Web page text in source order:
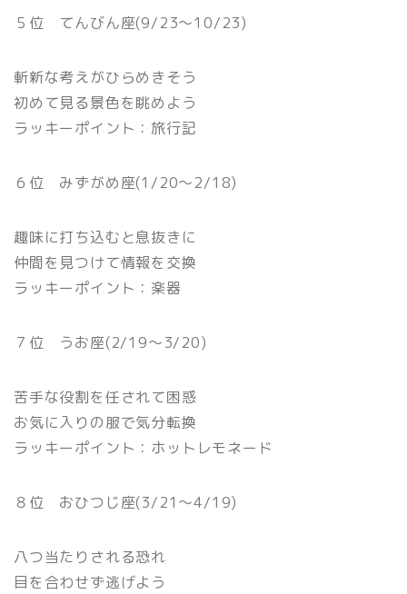
５位 てんびん座(9/23〜10/23)
斬新な考えがひらめきそう
初めて見る景色を眺めよう
ラッキーポイント：旅行記
６位 みずがめ座(1/20〜2/18)
趣味に打ち込むと息抜きに
仲間を見つけて情報を交換
ラッキーポイント：楽器
７位 うお座(2/19〜3/20)
苦手な役割を任されて困惑
お気に入りの服で気分転換
ラッキーポイント：ホットレモネード
８位 おひつじ座(3/21〜4/19)
八つ当たりされる恐れ
目を合わせず逃げよう